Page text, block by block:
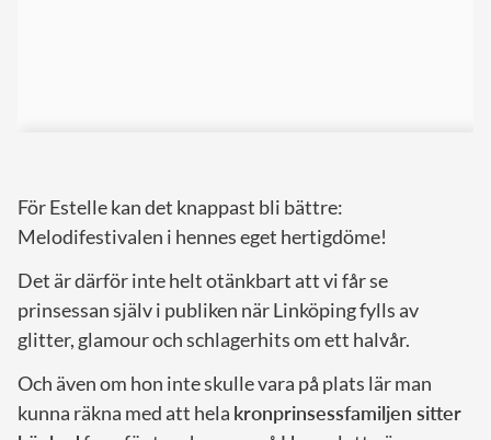
För Estelle kan det knappast bli bättre:
Melodifestivalen i hennes eget hertigdöme!
Det är därför inte helt otänkbart att vi får se
prinsessan själv i publiken när Linköping fylls av
glitter, glamour och schlagerhits om ett halvår.
Och även om hon inte skulle vara på plats lär man
kunna räkna med att hela kronprinsessfamiljen sitter